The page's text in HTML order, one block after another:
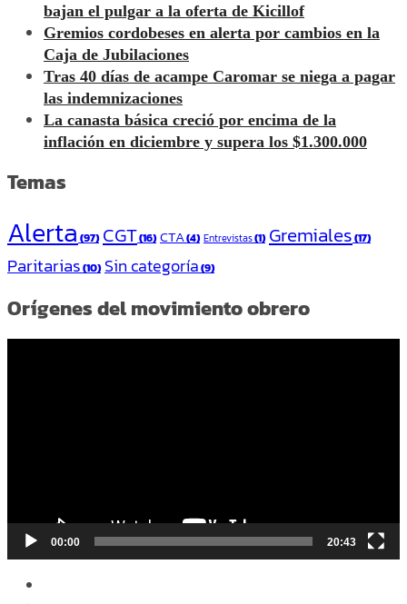
bajan el pulgar a la oferta de Kicillof
Gremios cordobeses en alerta por cambios en la
Caja de Jubilaciones
Tras 40 días de acampe Caromar se niega a pagar
las indemnizaciones
La canasta básica creció por encima de la
inflación en diciembre y supera los $1.300.000
Temas
Alerta(97) CGT(16) CTA(4) Entrevistas(1) Gremiales(17)
Paritarias(10) Sin categoría(9)
Orígenes del movimiento obrero
00:00 20:43